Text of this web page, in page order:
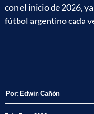
con el inicio de 2026,
fútbol argentino cada
Por: Edwin Cañón